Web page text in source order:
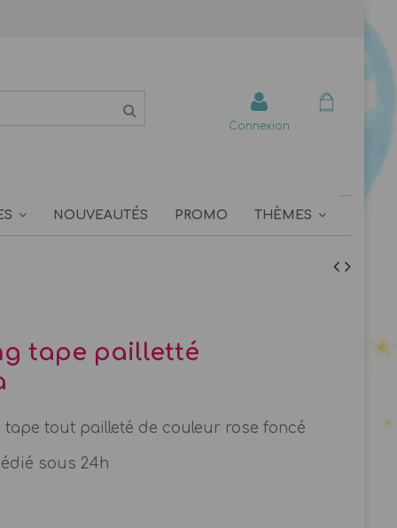
Connexion
NOUVEAUTÉS PROMO THÈMES
tape pailletté
tout pailleté de couleur rose foncé
sous 24h